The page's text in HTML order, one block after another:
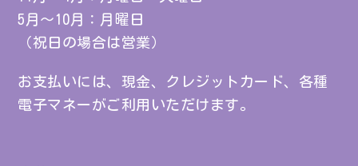
5月～10月：月曜日
（祝日の場合は営業）
お支払いには、現金、クレジットカード、各種
電子マネーがご利用いただけます。